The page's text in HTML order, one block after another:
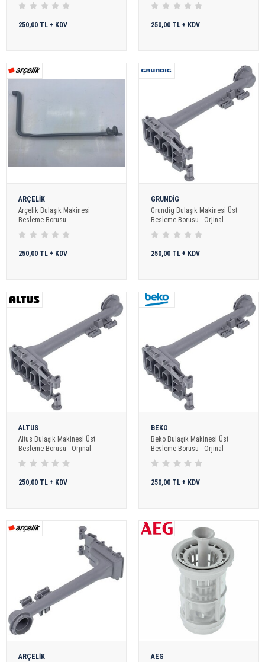
250,00 TL + KDV 250,00 TL + KDV
ARÇELİK
Arçelik Bulaşık Makinesi
Besleme Borusu
250,00 TL + KDV
GRUNDİG
Grundig Bulaşık Makinesi Üst
Besleme Borusu - Orjinal
250,00 TL + KDV
ALTUS
Altus Bulaşık Makinesi Üst
Besleme Borusu - Orjinal
250,00 TL + KDV
BEKO
Beko Bulaşık Makinesi Üst
Besleme Borusu - Orjinal
250,00 TL + KDV
ARÇELİK
AEG